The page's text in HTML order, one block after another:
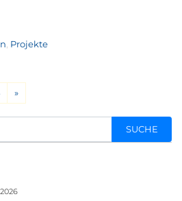
, Projekte
»